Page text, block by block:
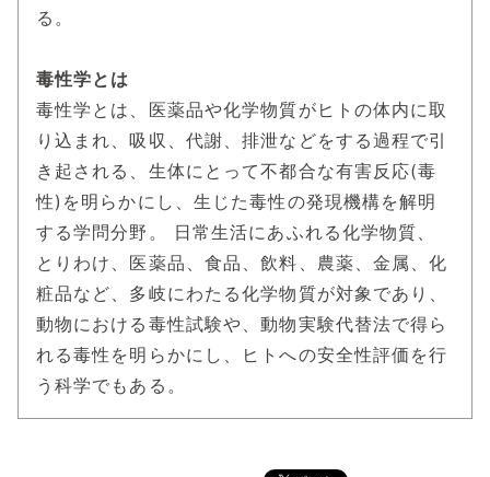
る。
毒性学とは
毒性学とは、医薬品や化学物質がヒトの体内に取
り込まれ、吸収、代謝、排泄などをする過程で引
き起される、生体にとって不都合な有害反応(毒
性)を明らかにし、生じた毒性の発現機構を解明
する学問分野。 日常生活にあふれる化学物質、
とりわけ、医薬品、食品、飲料、農薬、金属、化
粧品など、多岐にわたる化学物質が対象であり、
動物における毒性試験や、動物実験代替法で得ら
れる毒性を明らかにし、ヒトへの安全性評価を行
う科学でもある。